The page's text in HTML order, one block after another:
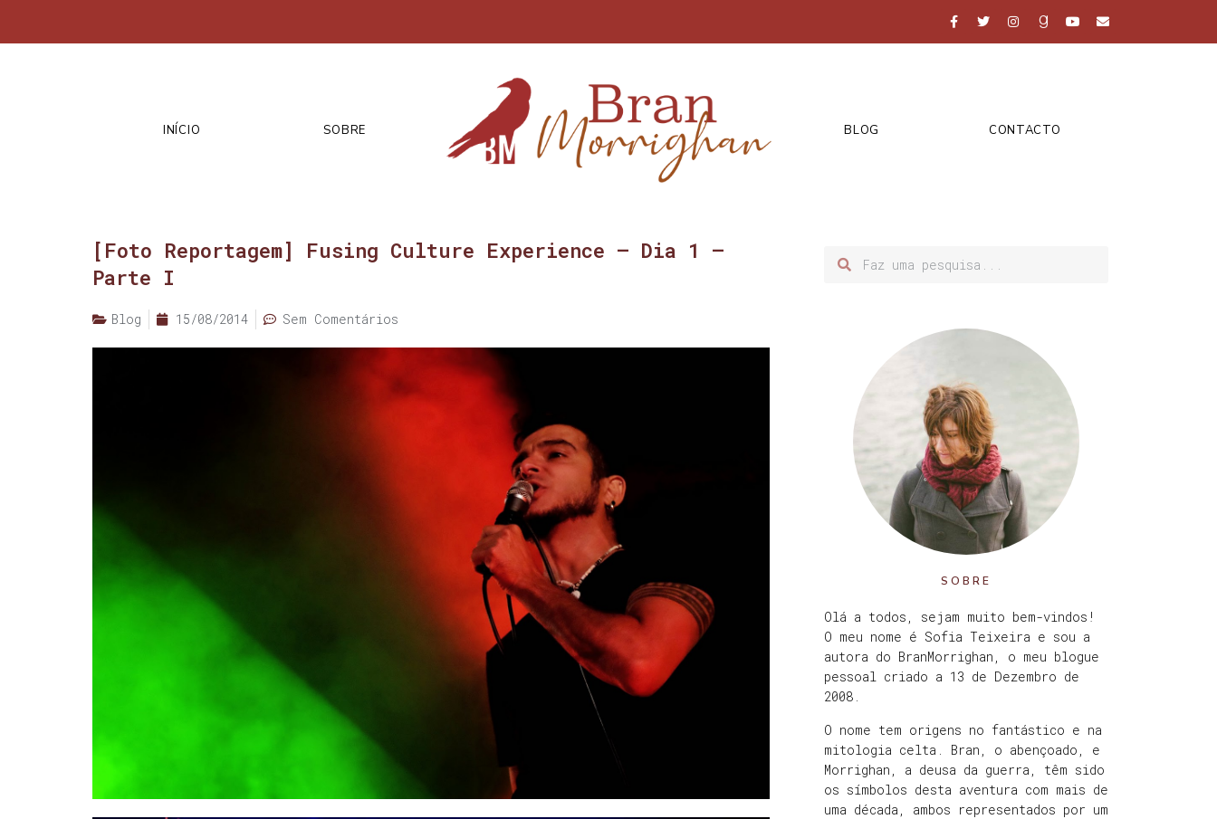
INÍCIO SOBRE BLOG CONTACTO
[Foto Reportagem] Fusing Culture Experience – Dia 1 –
Parte I
Blog 15/08/2014 Sem Comentários
SOBRE
Olá a todos, sejam muito bem-vindos!
O meu nome é Sofia Teixeira e sou a
autora do BranMorrighan, o meu blogue
pessoal criado a 13 de Dezembro de
2008.
O nome tem origens no fantástico e na
mitologia celta. Bran, o abençoado, e
Morrighan, a deusa da guerra, têm sido
os símbolos desta aventura com mais de
uma década, ambos representados por um